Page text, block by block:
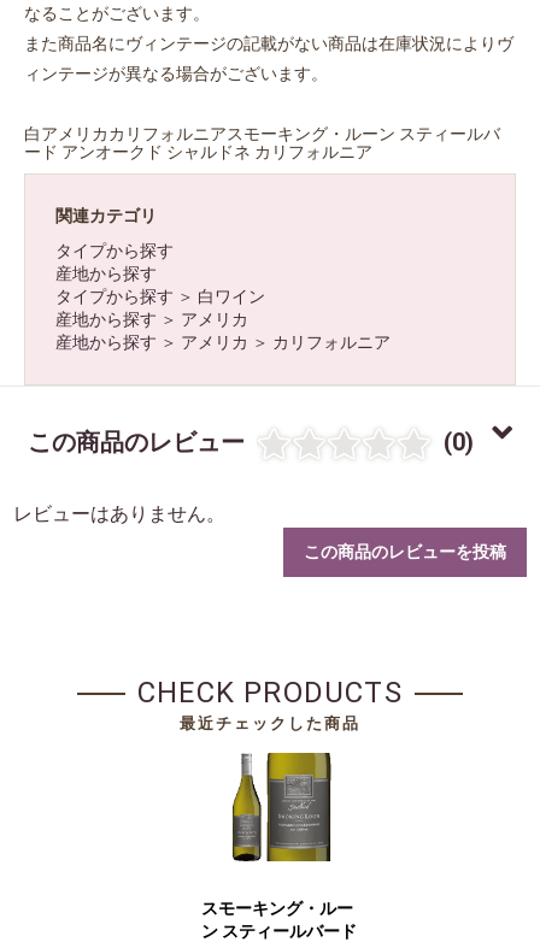
お買い物を続ける カートへ進む
なることがございます。
また商品名にヴィンテージの記載がない商品は在庫状況によりヴ
ィンテージが異なる場合がございます。
白アメリカカリフォルニアスモーキング・ルーン スティールバ
ード アンオークド シャルドネ カリフォルニア
関連カテゴリ
タイプから探す
産地から探す
タイプから探す ＞ 白ワイン
産地から探す ＞ アメリカ
産地から探す ＞ アメリカ ＞ カリフォルニア
この商品のレビュー (0)
レビューはありません。
この商品のレビューを投稿
CHECK PRODUCTS
最近チェックした商品
スモーキング・ルー
ン スティールバード